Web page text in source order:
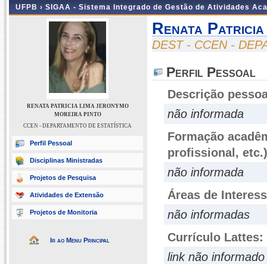
UFPB › SIGAA - Sistema Integrado de Gestão de Atividades
RENATA PATRICIA LIMA JERONYMO
MOREIRA PINTO
CCEN - DEPARTAMENTO DE ESTATÍSTICA
Perfil Pessoal
Disciplinas Ministradas
Projetos de Pesquisa
Atividades de Extensão
Projetos de Monitoria
Ir ao Menu Principal
Renata
DEST - CCEN -
Perfil Pessoal
Descrição
não informada
Formação
profissional, etc.)
não informada
Áreas de
não informadas
Currículo Lattes:
link não informado